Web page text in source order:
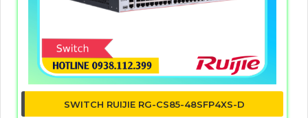
SWITCH RUIJIE RG-CS85-48SFP4XS-D